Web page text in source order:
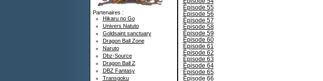
Partenaires :
Hikaru no Go
Univers Natuto
Goldsaint sanctuary
Dragon Ball Zone
Naruto
Dbz-Source
Dragon Ball Z
DBZ Fantasy
Transgoku
Épisode 55
Épisode 56
Épisode 57
Épisode 58
Épisode 59
Épisode 60
Épisode 61
Épisode 62
Épisode 63
Épisode 64
Épisode 65
Épisode 66